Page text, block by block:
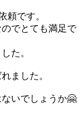
頼です。
でとても満足で
た。
ました。
いでしょうか🤗